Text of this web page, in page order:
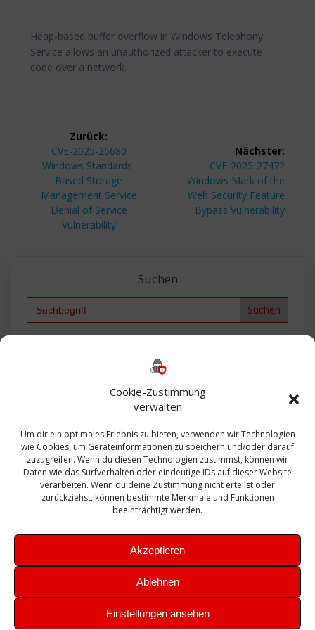
Cookie-Zustimmung
verwalten
Um dir ein optimales Erlebnis zu bieten, verwenden wir Technologien
wie Cookies, um Geräteinformationen zu speichern und/oder darauf
zuzugreifen. Wenn du diesen Technologien zustimmst, können wir
Daten wie das Surfverhalten oder eindeutige IDs auf dieser Website
verarbeiten. Wenn du deine Zustimmung nicht erteilst oder
zurückziehst, können bestimmte Merkmale und Funktionen
beeinträchtigt werden.
Akzeptieren
Ablehnen
Einstellungen ansehen
Heap-based buffer overflow in Windows Telephony
Service allows an unauthorized attacker to execute
code over a network.
Beitragsnavigation
Zurück:
Vorheriger
Beitrag:
CVE-2025-26680
Windows Standards-
Based Storage
Management Service
Denial of Service
Vulnerability
Nächster:
Nächster
Beitrag:
CVE-2025-27472
Windows Mark of the
Web Security Feature
Bypass Vulnerability
Suchen
Search
Bautagebuch
Exchange firewall Fritzbox
Microsoft
Sanierung SBS Security Server Sicherheit
Sicherung SIEM Sophos SSL Ubuntu
Update Upgrade UTM VCenter VCSA Veeam
VMWare VPN WAZUH Windows
Zertifikat
Theme